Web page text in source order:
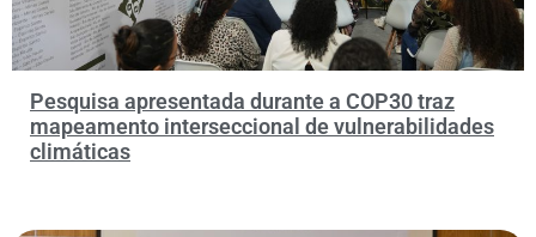
Pesquisa apresentada durante a COP30 traz
mapeamento interseccional de vulnerabilidades
climáticas